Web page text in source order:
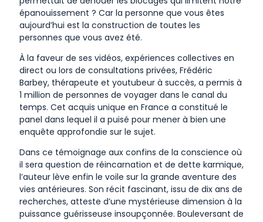
épanouissement ? Car la personne que vous êtes
aujourd’hui est la construction de toutes les
personnes que vous avez été.
À la faveur de ses vidéos, expériences collectives en
direct ou lors de consultations privées, Frédéric
Barbey, thérapeute et youtubeur à succès, a permis à
1 million de personnes de voyager dans le canal du
temps. Cet acquis unique en France a constitué le
panel dans lequel il a puisé pour mener à bien une
enquête approfondie sur le sujet.
Dans ce témoignage aux confins de la conscience où
il sera question de réincarnation et de dette karmique,
l’auteur lève enfin le voile sur la grande aventure des
vies antérieures. Son récit fascinant, issu de dix ans de
recherches, atteste d’une mystérieuse dimension à la
puissance guérisseuse insoupçonnée. Bouleversant de